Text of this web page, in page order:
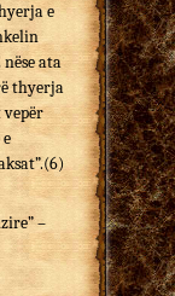
e
ata
thyerja
–